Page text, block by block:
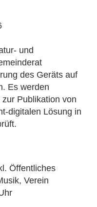
und
des Geräts auf
Es werden
Publikation von
digitalen Lösung in
Öffentliches
Verein